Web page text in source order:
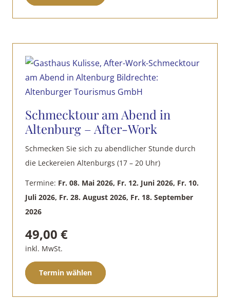
weist
auf.
Die
Optionen
auf
der
Produktseite
gewählt
Schmecktour am Abend in
Altenburg – After-Work
Schmecken Sie sich zu abendlicher Stunde durch
die Leckereien Altenburgs (17 – 20 Uhr)
Termine: Fr. 08. Mai 2026, Fr. 12. Juni 2026, Fr. 10.
Juli 2026, Fr. 28. August 2026, Fr. 18. September
2026
49,00 €
inkl. MwSt.
Termin wählen
Dieses
weist